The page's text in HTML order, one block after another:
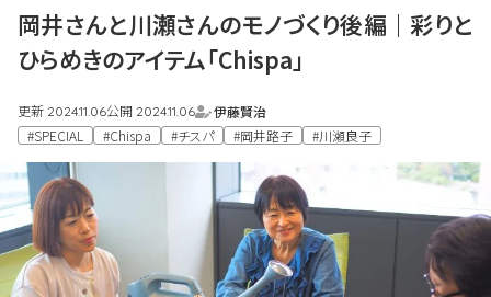
岡井さんと川瀬さんのモノづくり後編｜彩りと
ひらめきのアイテム「Chispa」
更新 2024.11.06公開 2024.11.06
伊藤賢治
#SPECIAL
#Chispa #チスパ #岡井路子 #川瀬良子